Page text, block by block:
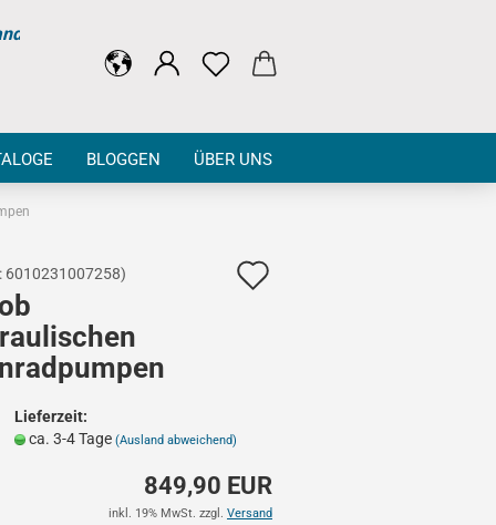
BLOGGEN ÜBER UNS
6010231007258)
Lieferzeit:
ca. 3-4 Tage (Ausland abweichend)
849,90 EUR
inkl. 19% MwSt. zzgl. Versand